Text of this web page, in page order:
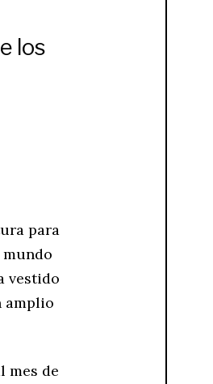
los
para
vestido
amplio
mes de